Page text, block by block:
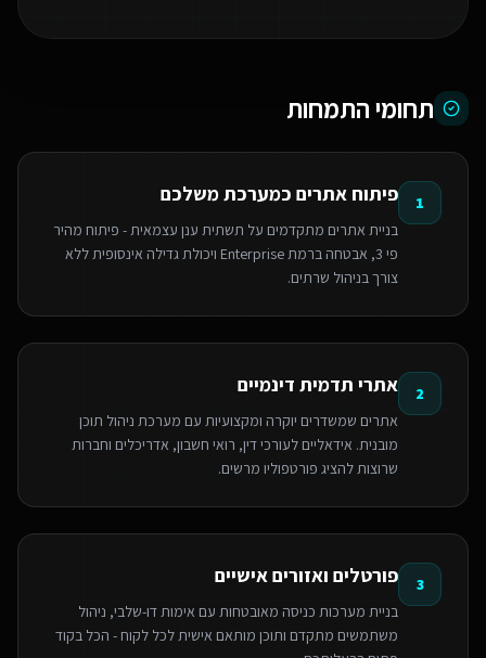
תחומי התמחות
1 פיתוח אתרים כמערכת משלכם
בניית אתרים מתקדמים על תשתית ענן עצמאית - פיתוח מהיר
פי 3, אבטחה ברמת Enterprise ויכולת גדילה אינסופית ללא
צורך בניהול שרתים.
2 אתרי תדמית דינמיים
אתרים שמשדרים יוקרה ומקצועיות עם מערכת ניהול תוכן
מובנית. אידאליים לעורכי דין, רואי חשבון, אדריכלים וחברות
שרוצות להציג פורטפוליו מרשים.
3 פורטלים ואזורים אישיים
בניית מערכות כניסה מאובטחות עם אימות דו-שלבי, ניהול
משתמשים מתקדם ותוכן מותאם אישית לכל לקוח - הכל בקוד